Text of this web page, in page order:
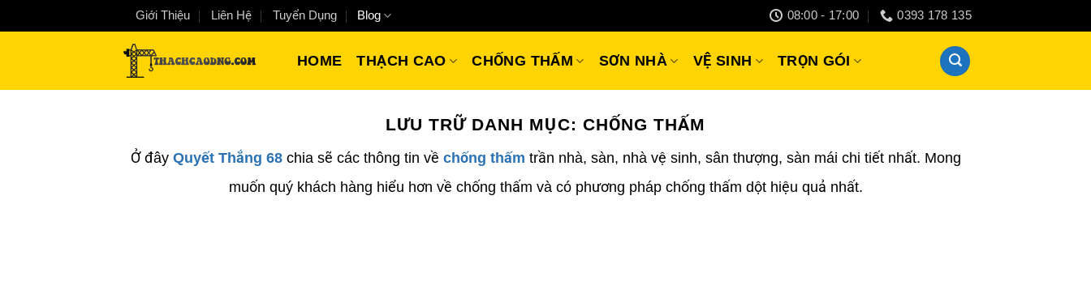
Giới Thiệu Liên Hệ Tuyển Dụng Blog 08:00 - 17:00 0393 178 135
HOME THẠCH CAO CHỐNG THẤM SƠN NHÀ VỆ SINH TRỌN GÓI
LƯU TRỮ DANH MỤC: CHỐNG THẤM
Ở đây Quyết Thắng 68chia sẽ các thông tin về chống thấm trần nhà, sàn, nhà vệ sinh, sân thượng, sàn mái chi tiết nhất. Mong
muốn quý khách hàng hiểu hơn về chống thấm và có phương pháp chống thấm dột hiệu quả nhất.